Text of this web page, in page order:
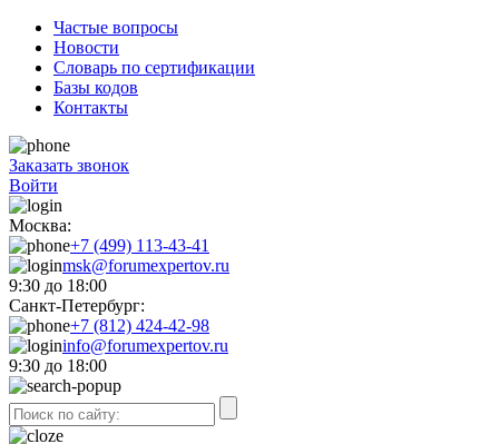
Частые вопросы
Новости
Словарь по сертификации
Базы кодов
Контакты
Заказать звонок
Войти
Москва:
+7 (499) 113-43-41
msk@forumexpertov.ru
9:30 до 18:00
Санкт-Петербург:
+7 (812) 424-42-98
info@forumexpertov.ru
9:30 до 18:00